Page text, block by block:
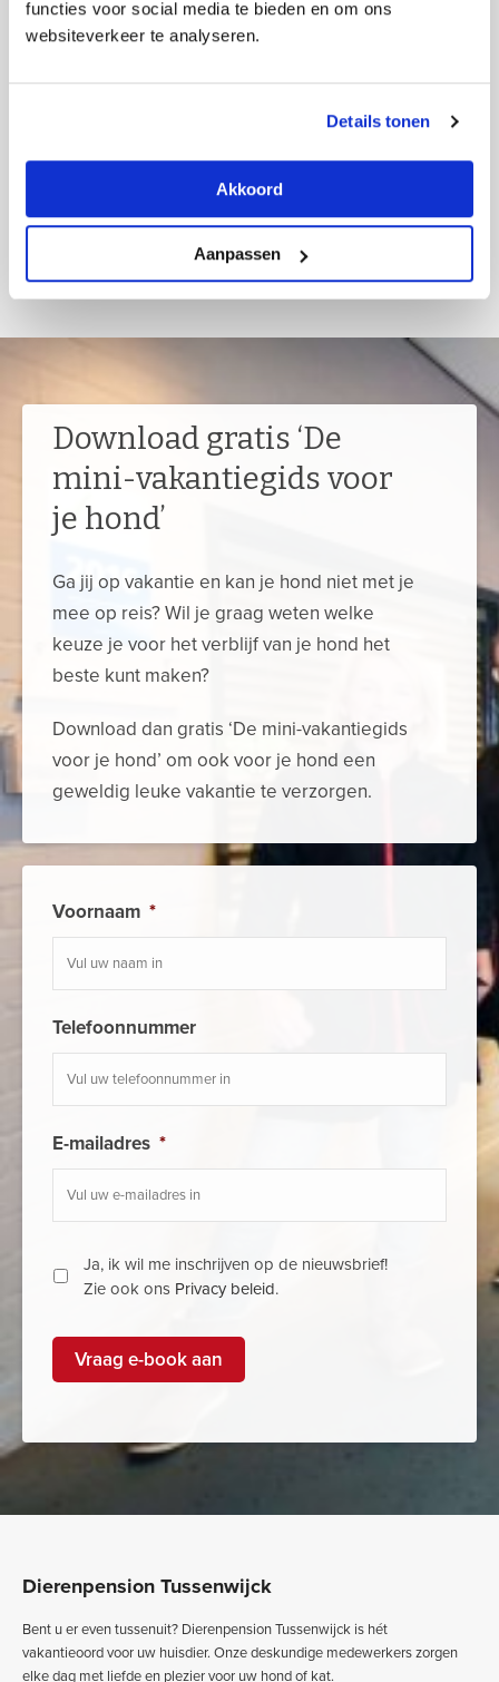
functies voor social media te bieden en om ons
websiteverkeer te analyseren.
Details tonen
Akkoord
Aanpassen
Waar moet ik aan denken als ik mijn hond
tóch mee op vakantie wil nemen?
Download gratis ‘De
mini-vakantiegids voor
je hond’
Ga jij op vakantie en kan je hond niet met je
mee op reis? Wil je graag weten welke
keuze je voor het verblijf van je hond het
beste kunt maken?
Download dan gratis ‘De mini-vakantiegids
voor je hond’ om ook voor je hond een
geweldig leuke vakantie te verzorgen.
Voornaam *
Telefoonnummer
E-mailadres *
Ja, ik wil me inschrijven op de nieuwsbrief!
Zie ook ons Privacy beleid.
Dierenpension Tussenwijck
Bent u er even tussenuit? Dierenpension Tussenwijck is hét
vakantieoord voor uw huisdier. Onze deskundige medewerkers zorgen
elke dag met liefde en plezier voor uw hond of kat.